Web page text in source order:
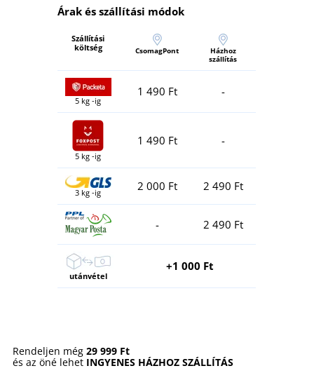
Árak és szállítási módok
Szállítási
költség
CsomagPont
Házhoz
szállítás
5 kg -ig
1 490 Ft -
5 kg -ig
1 490 Ft -
3 kg -ig 2 000 Ft 2 490 Ft
- 2 490 Ft
utánvétel
+1 000 Ft
Rendeljen még 29 999 Ft
és az öné lehet INGYENES HÁZHOZ SZÁLLÍTÁS